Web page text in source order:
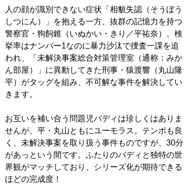
人の顔が識別できない症状「相貌失認（そうぼう
しつにん）」を抱える一方、抜群の記憶力を持つ
警察官・狗飼錐（いぬかい・きり／平祐奈）。検
挙率はナンバー1なのに暴力沙汰で捜査一課を追
われ、「未解決事案総合対策管理室（通称：みか
ん部屋）」に異動してきた刑事・猿渡響（丸山隆
平）がタッグを組み、不可解な事件を解決してい
きます。
お互いを補い合う問題児バディは珍しくはありま
せんが、平・丸山ともにユーモラス。テンポも良
く、未解決事案を取り扱う事件ものですが、30分
があっという間です。ふたりのバディと独特の世
界観がマッチしており、シリーズ化が期待できる
ほどの完成度！